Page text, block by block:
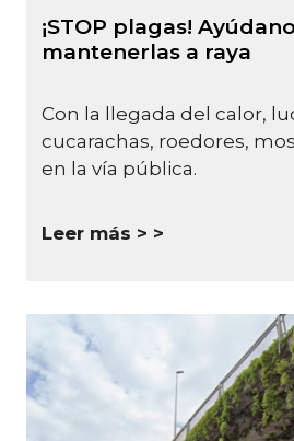
¡STOP plagas!
mantenerlas a raya
Con la llegada del calor,
cucarachas, roedores,
en la vía pública.
Leer más >